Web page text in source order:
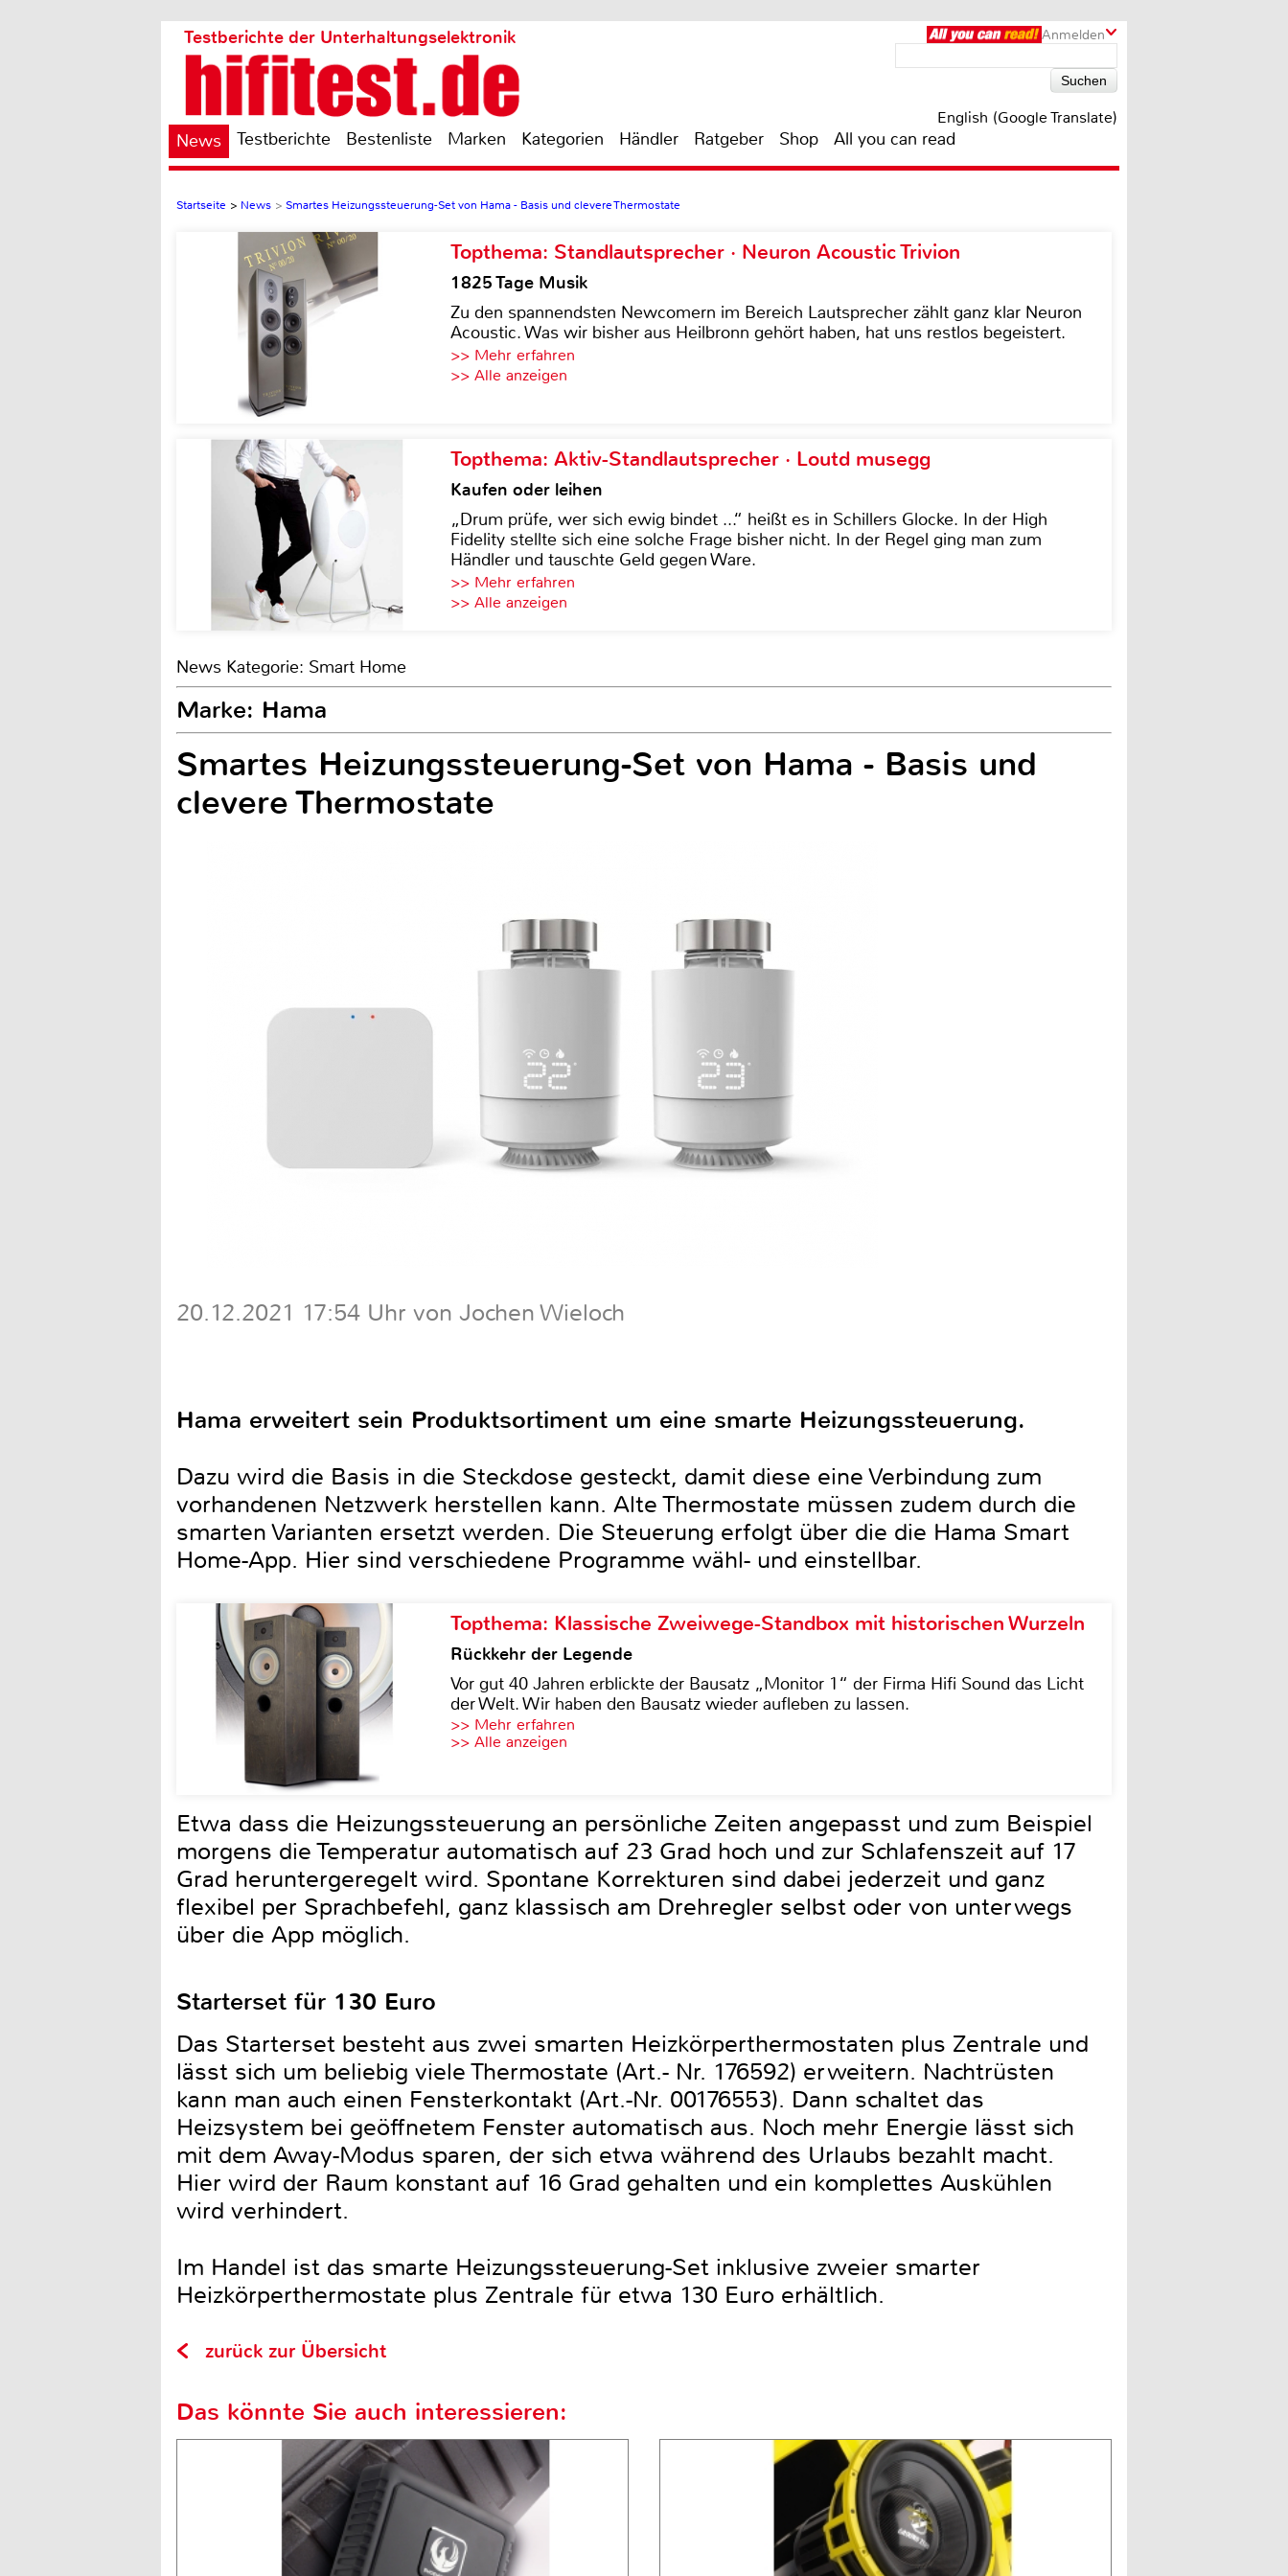
Anmelden
Testberichte der Unterhaltungselektronik
English (Google Translate)
News Testberichte Bestenliste Marken Kategorien Händler Ratgeber Shop All you can read
Startseite > News > Smartes Heizungssteuerung-Set von Hama - Basis und clevere Thermostate
Topthema: Standlautsprecher · Neuron Acoustic Trivion
1825 Tage Musik
Zu den spannendsten Newcomern im Bereich Lautsprecher zählt ganz klar Neuron
Acoustic. Was wir bisher aus Heilbronn gehört haben, hat uns restlos begeistert.
>> Mehr erfahren
>> Alle anzeigen
Topthema: Aktiv-Standlautsprecher · Loutd musegg
Kaufen oder leihen
„Drum prüfe, wer sich ewig bindet ...“ heißt es in Schillers Glocke. In der High
Fidelity stellte sich eine solche Frage bisher nicht. In der Regel ging man zum
Händler und tauschte Geld gegen Ware.
>> Mehr erfahren
>> Alle anzeigen
News Kategorie: Smart Home
Marke: Hama
Smartes Heizungssteuerung-Set von Hama - Basis und
clevere Thermostate
20.12.2021 17:54 Uhr von Jochen Wieloch
Hama erweitert sein Produktsortiment um eine smarte Heizungssteuerung.
Dazu wird die Basis in die Steckdose gesteckt, damit diese eine Verbindung zum
vorhandenen Netzwerk herstellen kann. Alte Thermostate müssen zudem durch die
smarten Varianten ersetzt werden. Die Steuerung erfolgt über die die Hama Smart
Home-App. Hier sind verschiedene Programme wähl- und einstellbar.
Topthema: Klassische Zweiwege-Standbox mit historischen Wurzeln
Rückkehr der Legende
Vor gut 40 Jahren erblickte der Bausatz „Monitor 1“ der Firma Hifi Sound das Licht
der Welt. Wir haben den Bausatz wieder aufleben zu lassen.
>> Mehr erfahren
>> Alle anzeigen
Etwa dass die Heizungssteuerung an persönliche Zeiten angepasst und zum Beispiel
morgens die Temperatur automatisch auf 23 Grad hoch und zur Schlafenszeit auf 17
Grad heruntergeregelt wird. Spontane Korrekturen sind dabei jederzeit und ganz
flexibel per Sprachbefehl, ganz klassisch am Drehregler selbst oder von unterwegs
über die App möglich.
Starterset für 130 Euro
Das Starterset besteht aus zwei smarten Heizkörperthermostaten plus Zentrale und
lässt sich um beliebig viele Thermostate (Art.- Nr. 176592) erweitern. Nachtrüsten
kann man auch einen Fensterkontakt (Art.-Nr. 00176553). Dann schaltet das
Heizsystem bei geöffnetem Fenster automatisch aus. Noch mehr Energie lässt sich
mit dem Away-Modus sparen, der sich etwa während des Urlaubs bezahlt macht.
Hier wird der Raum konstant auf 16 Grad gehalten und ein komplettes Auskühlen
wird verhindert.
Im Handel ist das smarte Heizungssteuerung-Set inklusive zweier smarter
Heizkörperthermostate plus Zentrale für etwa 130 Euro erhältlich.
zurück zur Übersicht
Das könnte Sie auch interessieren: